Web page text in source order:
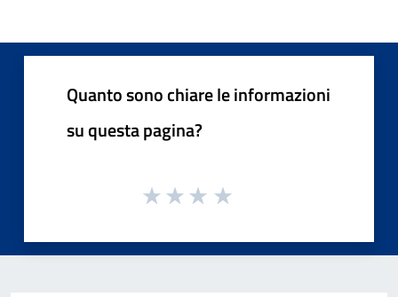
Quanto sono chiare le informazioni
su questa pagina?